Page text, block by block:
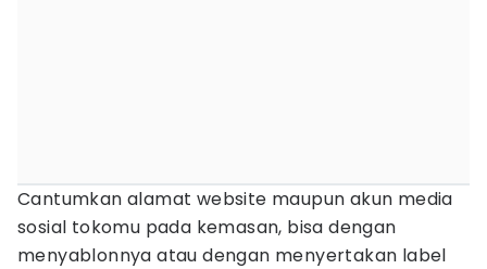
Cantumkan alamat website maupun akun media
sosial tokomu pada kemasan, bisa dengan
menyablonnya atau dengan menyertakan label